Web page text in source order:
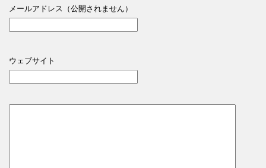
メールアドレス（公開されません）
ウェブサイト